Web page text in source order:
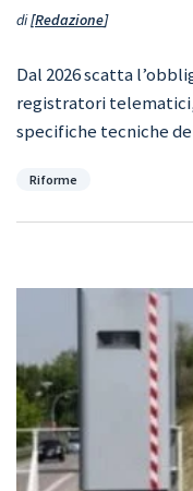
di Redazione
Dal 2026 scatta
registratori
specifiche tecniche
Categorie
Riforme